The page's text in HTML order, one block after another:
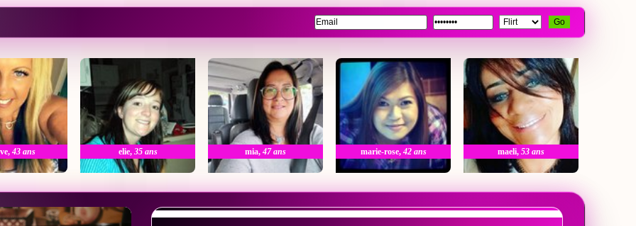
Go
, 43 ans elie, 35 ans mia, 47 ans marie-rose, 42 ans maeli, 53 ans